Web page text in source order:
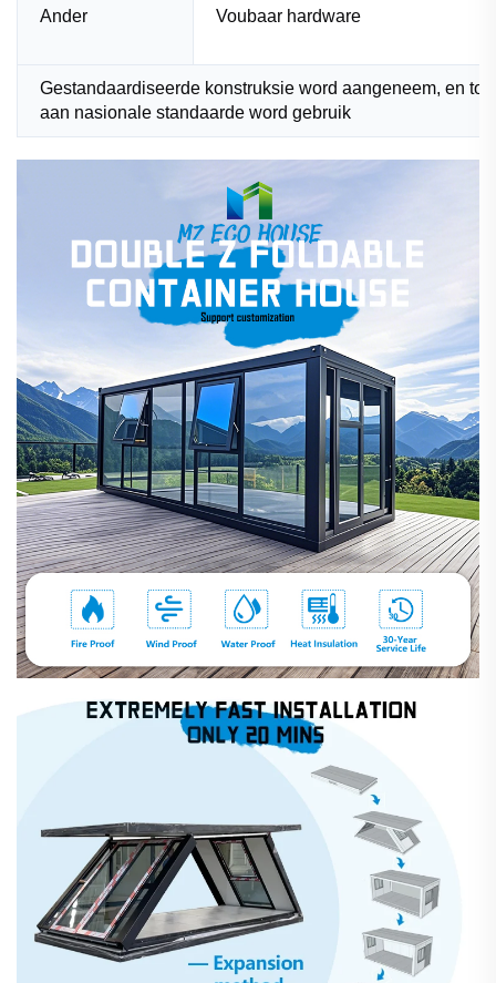
Ander Voubaar hardware
Gestandaardiseerde konstruksie word aangeneem, en
aan nasionale standaarde word gebruik